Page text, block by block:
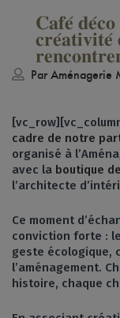
𝐂𝐚𝐟𝐞́
Par Aménagerie
cadre de notre
organisé à
avec la boutique
l’architecte
Ce moment
conviction forte :
geste écologique,
l’aménagement.
histoire, chaque